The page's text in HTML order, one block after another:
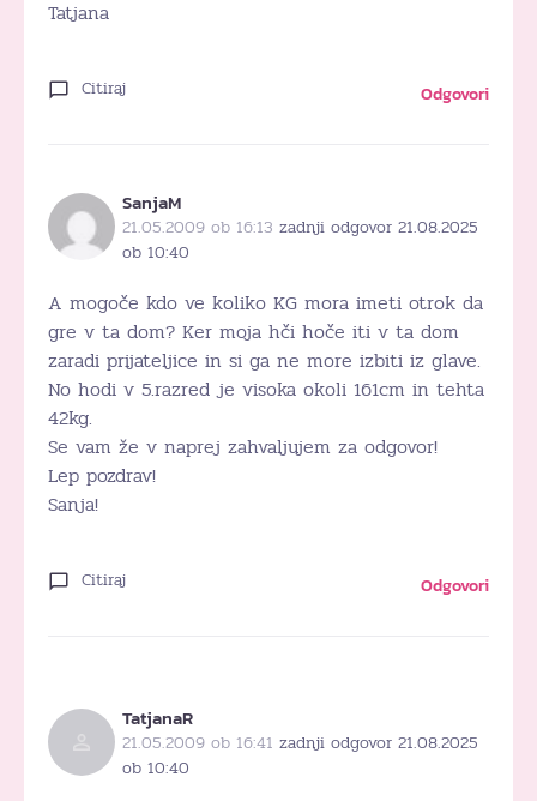
Tatjana
Citiraj Odgovori
SanjaM
21.05.2009 ob 16:13 zadnji odgovor 21.08.2025
ob 10:40
A mogoče kdo ve koliko KG mora imeti otrok da
gre v ta dom? Ker moja hči hoče iti v ta dom
zaradi prijateljice in si ga ne more izbiti iz glave.
No hodi v 5.razred je visoka okoli 161cm in tehta
42kg.
Se vam že v naprej zahvaljujem za odgovor!
Lep pozdrav!
Sanja!
Citiraj Odgovori
TatjanaR
21.05.2009 ob 16:41 zadnji odgovor 21.08.2025
ob 10:40